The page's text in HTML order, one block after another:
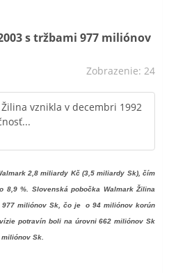
s tržbami 977 miliónov
Zobrazenie: 24
vznikla v decembri 1992
2,8 miliardy Kč (3,5 miliardy Sk), čím
8,9 %. Slovenská pobočka Walmark Žilina
miliónov Sk, čo je o 94 miliónov korún
potravín boli na úrovni 662 miliónov Sk
Sk.